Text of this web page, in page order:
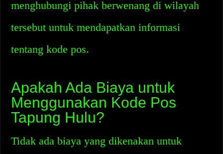
menghubungi pihak berwenang di wilayah
tersebut untuk mendapatkan informasi
tentang kode pos.
Apakah Ada Biaya untuk
Menggunakan Kode Pos
Tapung Hulu?
Tidak ada biaya yang dikenakan untuk